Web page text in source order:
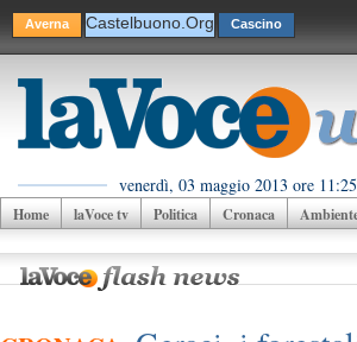
Averna Castelbuono.Org Cascino
venerdì, 03 maggio 2013 ore 11:25
Home laVoce tv Politica Cronaca